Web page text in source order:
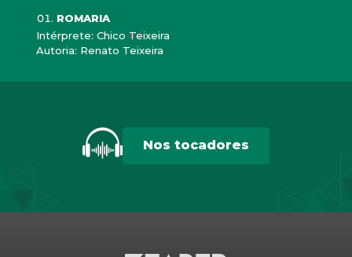
ROMARIA
Intérprete: Chico Teixeira
Autoria: Renato Teixeira
Nos tocadores